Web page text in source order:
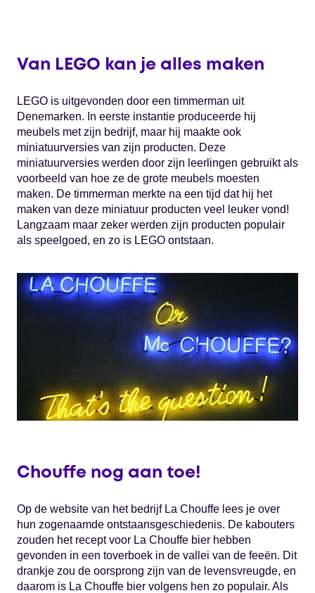
Van LEGO kan je alles maken
LEGO is uitgevonden door een timmerman uit
Denemarken. In eerste instantie produceerde hij
meubels met zijn bedrijf, maar hij maakte ook
miniatuurversies van zijn producten. Deze
miniatuurversies werden door zijn leerlingen gebruikt als
voorbeeld van hoe ze de grote meubels moesten
maken. De timmerman merkte na een tijd dat hij het
maken van deze miniatuur producten veel leuker vond!
Langzaam maar zeker werden zijn producten populair
als speelgoed, en zo is LEGO ontstaan.
Chouffe nog aan toe!
Op de website van het bedrijf La Chouffe lees je over
hun zogenaamde ontstaansgeschiedenis. De kabouters
zouden het recept voor La Chouffe bier hebben
gevonden in een toverboek in de vallei van de feeën. Dit
drankje zou de oorsprong zijn van de levensvreugde, en
daarom is La Chouffe bier volgens hen zo populair. Als